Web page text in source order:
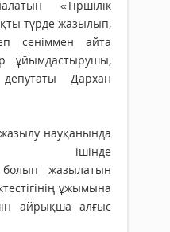
«Тіршілік
түрде жазылып,
сеніммен айта
ұйымдастырушы,
Дархан
нау­қанында
ішін­де
жазылатын
ұжымына
айрықша алғыс